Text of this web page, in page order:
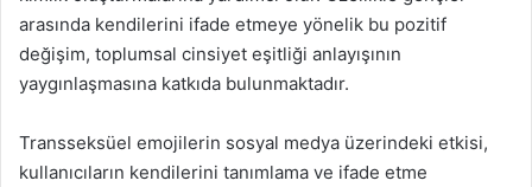
arasında kendilerini ifade etmeye yönelik bu pozitif
değişim, toplumsal cinsiyet eşitliği anlayışının
yaygınlaşmasına katkıda bulunmaktadır.
Transseksüel emojilerin sosyal medya üzerindeki etkisi,
kullanıcıların kendilerini tanımlama ve ifade etme